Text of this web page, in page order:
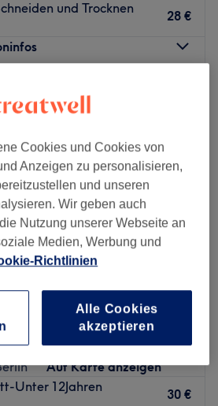
und Trocknen
28 €
10:00– 18:00
10:00–18:00
10:00–18:00
Geschlossen
der dich glücklich machen
mitten im Herzen von Berlin-
kannst du dir deinen
Wunschtermin völlig
Bewertungen
Auf Karte anzeigen
Unter 12Jahren
30 €
Cookies und Cookies von
Anzeigen zu personalisieren,
und unseren
Wir geben auch
Nutzung unserer Webseite an
Medien, Werbung und
Richtlinien
Alle Cookies
akzeptieren